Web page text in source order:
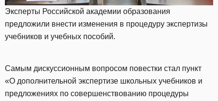
Эксперты Российской академии образования
предложили внести изменения в процедуру экспертизы
учебников и учебных пособий.
Самым дискуссионным вопросом повестки стал пункт
«О дополнительной экспертизе школьных учебников и
предложениях по совершенствованию процедуры